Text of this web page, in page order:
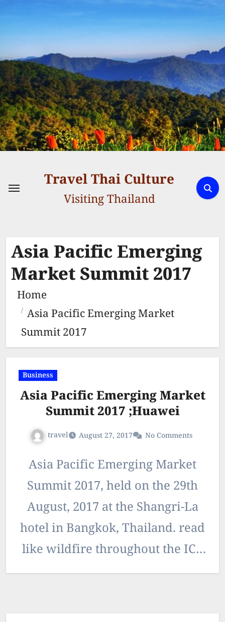
content
Travel Thai Culture
Visiting Thailand
Asia Pacific Emerging
Market Summit 2017
Home
Asia Pacific Emerging Market
Summit 2017
Business
Asia Pacific Emerging Market
Summit 2017 ;Huawei
travel August 27, 2017 No Comments
Asia Pacific Emerging Market
Summit 2017, held on the 29th
August, 2017 at the Shangri-La
hotel in Bangkok, Thailand. read
like wildfire throughout the ICT
industry, with operators in